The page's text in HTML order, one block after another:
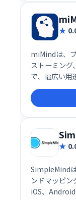
miMindは、
ストーミング
で、幅広い用
ツールです
プロジェクト
成なども効
し、創造性を
なクリエイテ
SimpleMind
ンドマッピン
iOS、